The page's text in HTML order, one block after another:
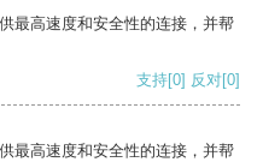
最高速度和安全性的连接，并帮
支持[0] 反对[0]
最高速度和安全性的连接，并帮